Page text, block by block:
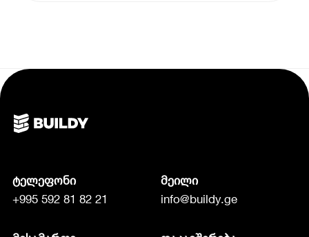
ტელეფონი
+995 592 81 82 21
მეილი
info@buildy.ge